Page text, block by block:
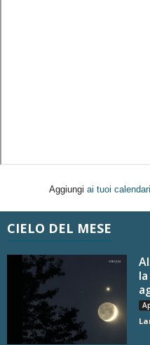
Aggiungi ai tuoi calendari
CIELO DEL MESE